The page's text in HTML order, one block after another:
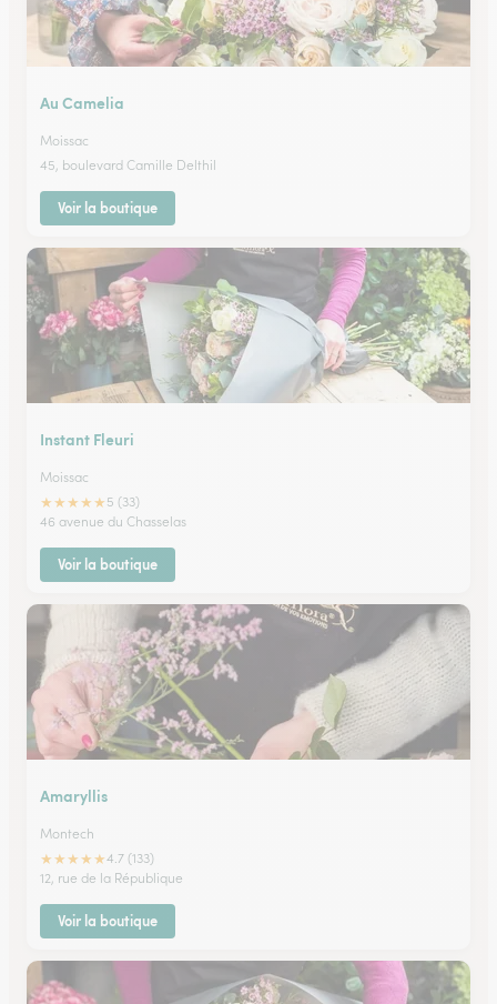
Au Camelia
Moissac
45, boulevard Camille Delthil
Voir la boutique
Instant Fleuri
Moissac
★★★★★ 5 (33)
46 avenue du Chasselas
Voir la boutique
Amaryllis
Montech
★★★★★4.7 (133)
12, rue de la République
Voir la boutique